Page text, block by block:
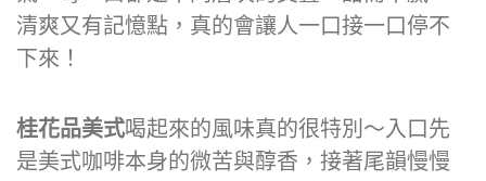
清爽又有記憶點，真的會讓人一口接一口停不
下來！
桂花品美式喝起來的風味真的很特別～入口先
是美式咖啡本身的微苦與醇香，接著尾韻慢慢